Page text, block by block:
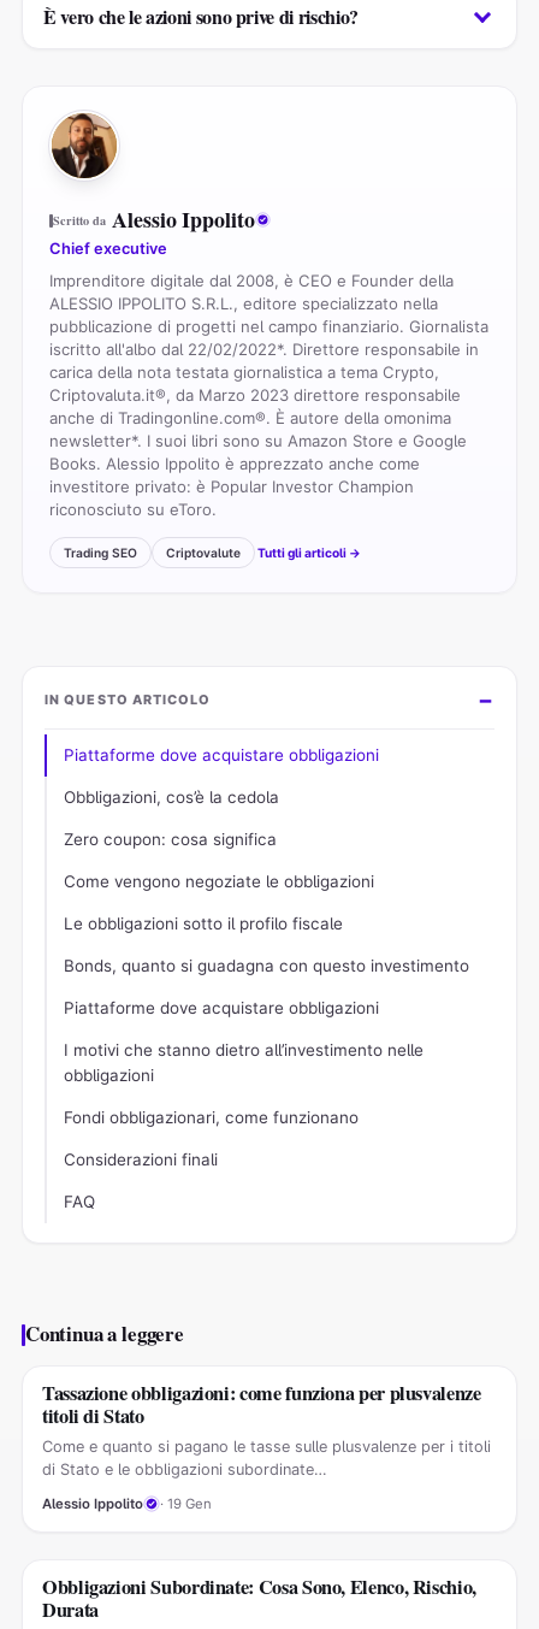
Sono due tipi di investimento, che prevedono un
profilo di rischio diverso. Le obbligazioni, per quanto
del capitale, hanno la precedenza rispetto alle
azioni. Ma se l’emittente dovesse essere insolvente
si corre il rischio di perdere quanto investito anche
con le obbligazioni.
È vero che le azioni sono prive di rischio?
Questa è un’affermazione che deve essere
smentita. Benché il rischio sia più basso rispetto ad
investito nel caso in cui l’emittente dovesse dare
fallimento.
Maggiore sicurezza può essere trovata nel caso in
cui ad emettere un’obbligazione sia uno Stato,
perché il rischio default è esponenzialmente
minore. Ma non impossibile.
AI
Scritto da Alessio Ippolito
Chief executive
Imprenditore digitale dal 2008, è CEO e Founder della
ALESSIO IPPOLITO S.R.L., editore specializzato nella
pubblicazione di progetti nel campo finanziario. Giornalista
iscritto all'albo dal 22/02/2022*. Direttore responsabile in
carica della nota testata giornalistica a tema Crypto,
Criptovaluta.it®, da Marzo 2023 direttore responsabile
anche di Tradingonline.com®. È autore della omonima
newsletter*. I suoi libri sono su Amazon Store e Google
Books. Alessio Ippolito è apprezzato anche come
investitore privato: è Popular Investor Champion
riconosciuto su eToro.
Trading SEO Criptovalute Tutti gli articoli →
IN QUESTO ARTICOLO
Piattaforme dove acquistare obbligazioni
Obbligazioni, cos’è la cedola
Zero coupon: cosa significa
Come vengono negoziate le obbligazioni
Le obbligazioni sotto il profilo fiscale
Bonds, quanto si guadagna con questo investimento
Piattaforme dove acquistare obbligazioni
I motivi che stanno dietro all’investimento nelle
obbligazioni
Fondi obbligazionari, come funzionano
Considerazioni finali
FAQ
Continua a leggere
GUIDE OBBLIGAZIONI
Tassazione obbligazioni: come funziona per plusvalenze
titoli di Stato
Come e quanto si pagano le tasse sulle plusvalenze per i titoli
di Stato e le obbligazioni subordinate…
Alessio Ippolito · 19 Gen
MERCATI FINANZIARI
Obbligazioni Subordinate: Cosa Sono, Elenco, Rischio,
Durata